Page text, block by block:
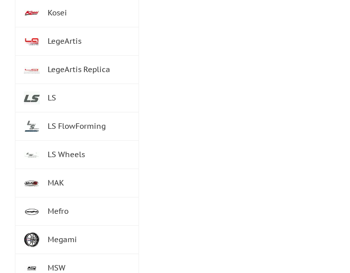
Kosei
LegeArtis
LegeArtis Replica
LS
LS FlowForming
LS Wheels
MAK
Mefro
Megami
MSW